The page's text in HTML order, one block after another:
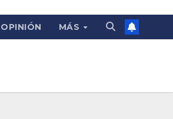
OPINIÓN MÁS